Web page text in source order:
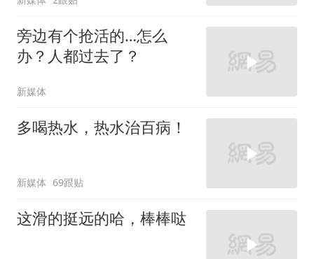
旁边有个抢活的…怎么
办？人都过去了？
新媒体
多喝热水，热水治百病！
新媒体 69跟贴
这滑的挺远的哈，棒棒哒